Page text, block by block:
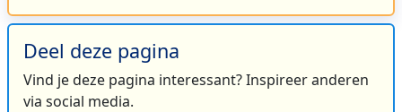
Deel deze pagina
Vind je deze pagina interessant? Inspireer anderen
via social media.